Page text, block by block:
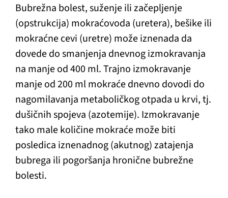
Bubrežna bolest, suženje ili začepljenje
(opstrukcija) mokraćovoda (uretera), bešike ili
mokraćne cevi (uretre) može iznenada da
dovede do smanjenja dnevnog izmokravanja
na manje od 400 ml. Trajno izmokravanje
manje od 200 ml mokraće dnevno dovodi do
nagomilavanja metaboličkog otpada u krvi, tj.
dušičnih spojeva (azotemije). Izmokravanje
tako male količine mokraće može biti
posledica iznenadnog (akutnog) zatajenja
bubrega ili pogoršanja hronične bubrežne
bolesti.